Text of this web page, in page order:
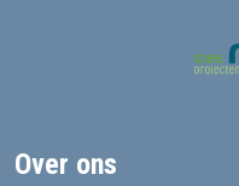
Over ons